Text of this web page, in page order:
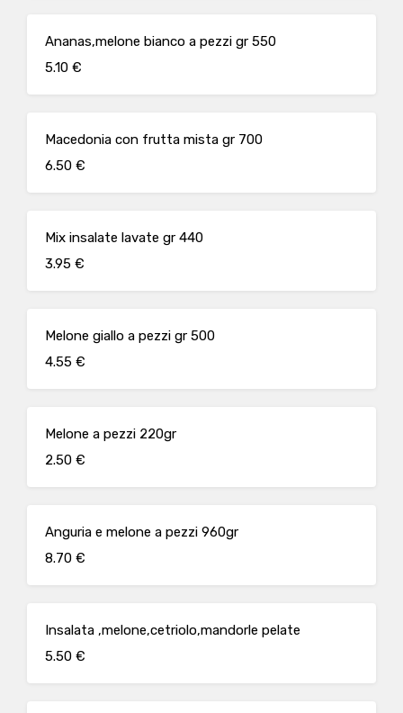
Ananas,melone bianco a pezzi gr 550
5.10 €
Macedonia con frutta mista gr 700
6.50 €
Mix insalate lavate gr 440
3.95 €
Melone giallo a pezzi gr 500
4.55 €
Melone a pezzi 220gr
2.50 €
Anguria e melone a pezzi 960gr
8.70 €
Insalata ,melone,cetriolo,mandorle pelate
5.50 €